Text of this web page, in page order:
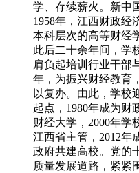
学、存续薪火。新中
1958年，江西财政经
本科层次的高等财经
此后二十余年间，学
肩负起培训行业干部
年，为振兴财经教育
以复办。由此，学校
起点，1980年成为财
财经大学，2000年学
江西省主管，2012年
政府共建高校。党的
质量发展道路，紧紧